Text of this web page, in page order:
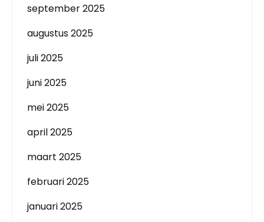
september 2025
augustus 2025
juli 2025
juni 2025
mei 2025
april 2025
maart 2025
februari 2025
januari 2025